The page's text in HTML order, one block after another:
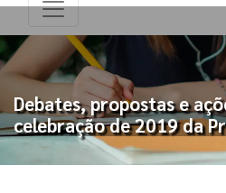
Debates, propostas e
celebração de 2019 da